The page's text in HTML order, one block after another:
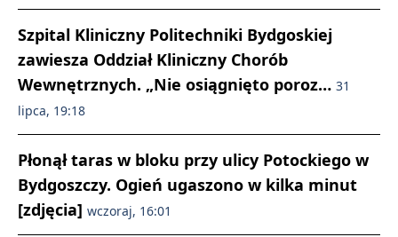
Szpital Kliniczny Politechniki Bydgoskiej
zawiesza Oddział Kliniczny Chorób
Wewnętrznych. „Nie osiągnięto poroz… 31
lipca, 19:18
Płonął taras w bloku przy ulicy Potockiego w
Bydgoszczy. Ogień ugaszono w kilka minut
[zdjęcia] wczoraj, 16:01